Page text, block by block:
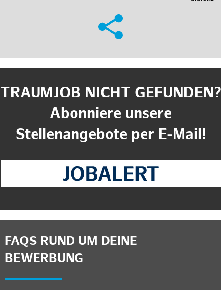
TRAUMJOB NICHT GEFUNDEN?
Abonniere unsere
Stellenangebote per E-Mail!
FAQS RUND UM DEINE
BEWERBUNG